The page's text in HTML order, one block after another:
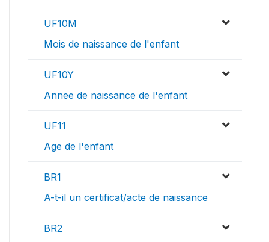
UF10M
Mois de naissance de l'enfant
UF10Y
Annee de naissance de l'enfant
UF11
Age de l'enfant
BR1
A-t-il un certificat/acte de naissance
BR2